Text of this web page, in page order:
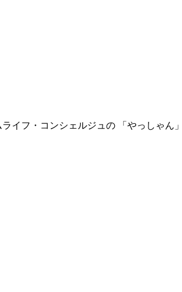
フ・コンシェルジュの 「やっしゃん